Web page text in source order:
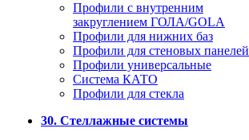
Профили с внутренним
закруглением ГОЛА/GOLA
Профили для нижних баз
Профили для стеновых панелей
Профили универсальные
Система КАТО
Профили для стекла
30. Стеллажные системы